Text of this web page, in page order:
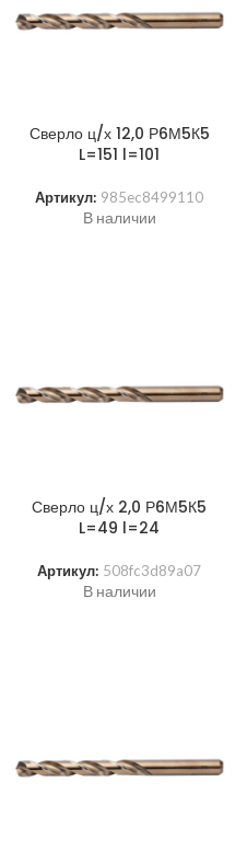
Сверло ц/х 12,0 Р6М5К5
L=151 l=101
Артикул: 985ec8499110
В наличии
Сверло ц/х 2,0 Р6М5К5
L=49 l=24
Артикул: 508fc3d89a07
В наличии